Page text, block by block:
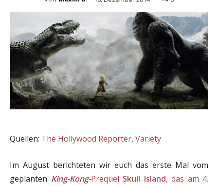
Quellen: The Hollywood Reporter, Variety
Im August berichteten wir euch das erste Mal vom
geplanten King-Kong-Prequel Skull Island, das am 4.